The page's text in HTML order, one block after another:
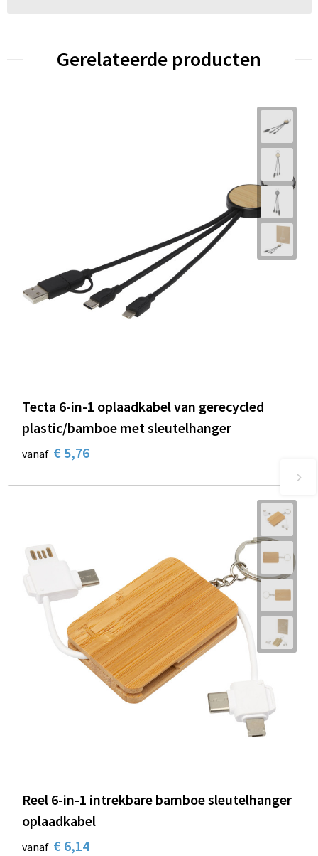
Gerelateerde producten
Tecta 6-in-1 oplaadkabel van gerecycled
plastic/bamboe met sleutelhanger
vanaf € 5,76
Reel 6-in-1 intrekbare bamboe sleutelhanger
oplaadkabel
vanaf € 6,14